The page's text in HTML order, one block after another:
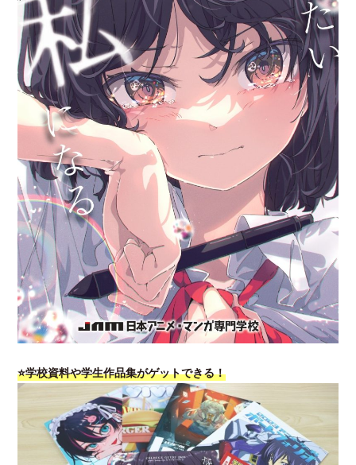
⭐学校資料や学生作品集がゲットできる！